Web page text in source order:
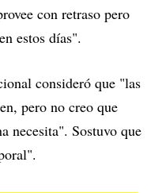
con retraso pero
estos días".
consideró que "las
pero no creo que
necesita". Sostuvo que